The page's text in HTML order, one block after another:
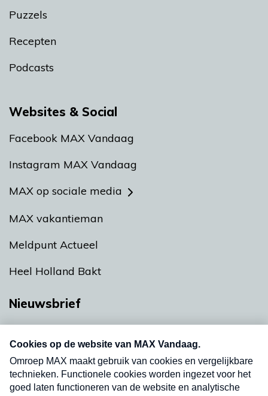
Puzzels
Recepten
Podcasts
Websites & Social
Facebook MAX Vandaag
Instagram MAX Vandaag
MAX op sociale media
MAX vakantieman
Meldpunt Actueel
Heel Holland Bakt
Nieuwsbrief
nieuwsbrief. Elke vrijdag- en dinsdagochtend in
uw mailbox.
Verzend